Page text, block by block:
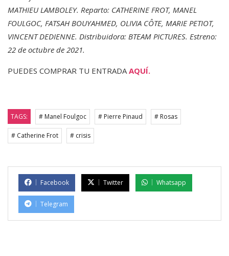
MATHIEU LAMBOLEY. Reparto: CATHERINE FROT, MANEL
FOULGOC, FATSAH BOUYAHMED, OLIVIA CÔTE, MARIE PETIOT,
VINCENT DEDIENNE. Distribuidora: BTEAM PICTURES. Estreno:
22 de octubre de 2021.
PUEDES COMPRAR TU ENTRADAAQUÍ.
TAGS: # Manel Foulgoc # Pierre Pinaud # Rosas
# Catherine Frot # crisis
Facebook Twitter Whatsapp
Telegram